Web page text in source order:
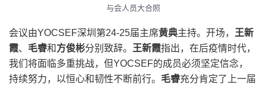
与会人员大合照
会议由YOCSEF深圳第24-25届主席黄典主持。开场，
王新
霞、 毛睿和方俊彬分别致辞。 王新霞指出，在后疫情时代，
我们将面临多重挑战，但YOCSEF的成员必须坚定信念，
持续努力，以恒心和韧性不断前行。 毛睿充分肯定了上一届